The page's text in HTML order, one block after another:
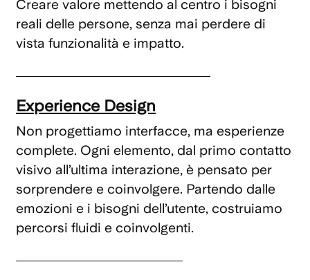
Creare valore mettendo al centro i bisogni
reali delle persone, senza mai perdere di
vista funzionalità e impatto.
Experience Design
Non progettiamo interfacce, ma esperienze
complete. Ogni elemento, dal primo contatto
visivo all’ultima interazione, è pensato per
sorprendere e coinvolgere. Partendo dalle
emozioni e i bisogni dell’utente, costruiamo
percorsi fluidi e coinvolgenti.